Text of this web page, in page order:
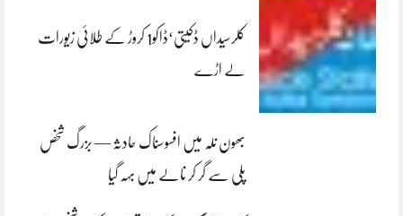
کلرسیداں ڈکیتی‘ڈاکو1 کروڑ کے طلائی زیورات
لے اڑے
بھون نلہ میں افسوسناک حادثہ — بزرگ شخص
پلی سے گر کر نالے میں بہہ گیا